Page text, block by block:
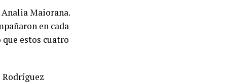
Maiorana.
en cada
estos cuatro
Rodríguez